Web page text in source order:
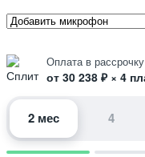
Оплата в
от 30 238 ₽ × 4
2 мес 4